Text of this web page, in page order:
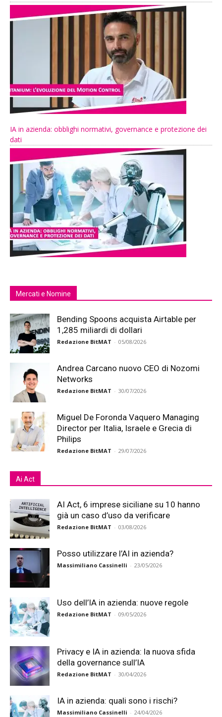
IA in azienda: obblighi normativi, governance e protezione dei
dati
Mercati e Nomine
Bending Spoons acquista Airtable per
1,285 miliardi di dollari
Redazione BitMAT - 05/08/2026
Andrea Carcano nuovo CEO di Nozomi
Networks
Redazione BitMAT - 30/07/2026
Miguel De Foronda Vaquero Managing
Director per Italia, Israele e Grecia di
Philips
Redazione BitMAT - 29/07/2026
Ai Act
AI Act, 6 imprese siciliane su 10 hanno
già un caso d’uso da verificare
Redazione BitMAT - 03/08/2026
Posso utilizzare l’AI in azienda?
Massimiliano Cassinelli - 23/05/2026
Uso dell’IA in azienda: nuove regole
Redazione BitMAT - 09/05/2026
Privacy e IA in azienda: la nuova sfida
della governance sull’IA
Redazione BitMAT - 30/04/2026
IA in azienda: quali sono i rischi?
Massimiliano Cassinelli - 24/04/2026